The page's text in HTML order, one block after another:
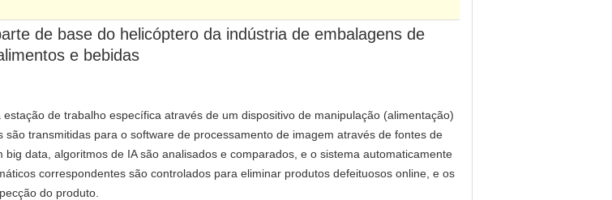
de base do helicóptero da indústria de embalagens de
e bebidas
de trabalho específica através de um dispositivo de manipulação (alimentação)
transmitidas para o software de processamento de imagem através de fontes de
data, algoritmos de IA são analisados e comparados, e o sistema automaticamente
correspondentes são controlados para eliminar produtos defeituosos online, e os
do produto.